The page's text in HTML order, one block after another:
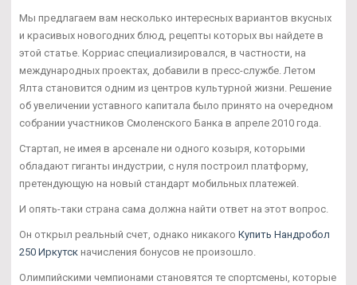
Мы предлагаем вам несколько интересных вариантов вкусных
и красивых новогодних блюд, рецепты которых вы найдете в
этой статье. Корриас специализировался, в частности, на
международных проектах, добавили в пресс-службе. Летом
Ялта становится одним из центров культурной жизни. Решение
об увеличении уставного капитала было принято на очередном
собрании участников Смоленского Банка в апреле 2010 года.
Стартап, не имея в арсенале ни одного козыря, которыми
обладают гиганты индустрии, с нуля построил платформу,
претендующую на новый стандарт мобильных платежей.
И опять-таки страна сама должна найти ответ на этот вопрос.
Он открыл реальный счет, однако никакого Купить Нандробол
250 Иркутск начисления бонусов не произошло.
Олимпийскими чемпионами становятся те спортсмены, которые